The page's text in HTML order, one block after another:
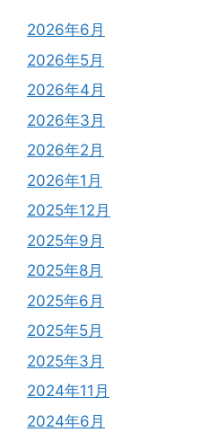
2026年6月
2026年5月
2026年4月
2026年3月
2026年2月
2026年1月
2025年12月
2025年9月
2025年8月
2025年6月
2025年5月
2025年3月
2024年11月
2024年6月